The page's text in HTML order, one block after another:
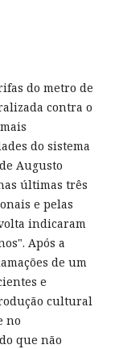
do metro de
contra o
do sistema
Augusto
últimas três
e pelas
indicaram
Após a
de um
e
cultural
no
que não